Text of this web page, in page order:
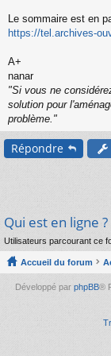
s
g
n
o
n
u
Le sommaire est en
https://tel.archives-
A+
nanar
"Si vous ne
solution pour
problème."
Répondre
Qui est en ligne ?
Utilisateurs parcourant ce
Accueil du forum
Développé par phpBB®